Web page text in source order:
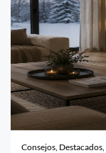
Consejos,